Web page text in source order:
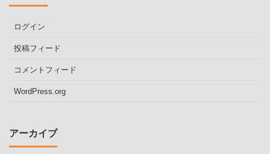
ログイン
投稿フィード
コメントフィード
WordPress.org
アーカイブ